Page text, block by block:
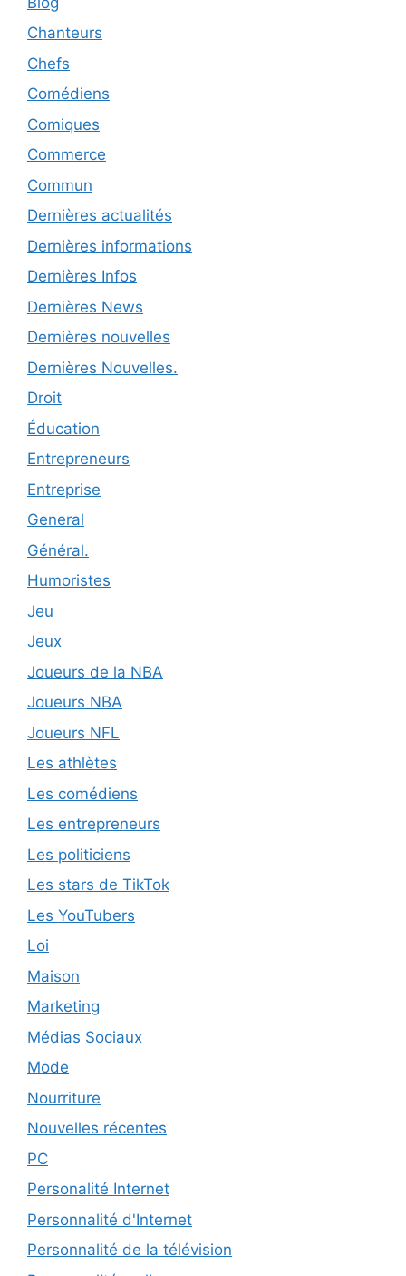
Chanteurs
Chefs
Comédiens
Comiques
Commerce
Commun
Dernières actualités
Dernières informations
Dernières Infos
Dernières News
Dernières nouvelles
Dernières Nouvelles.
Droit
Éducation
Entrepreneurs
Entreprise
General
Général.
Humoristes
Jeu
Jeux
Joueurs de la NBA
Joueurs NBA
Joueurs NFL
Les athlètes
Les comédiens
Les entrepreneurs
Les politiciens
Les stars de TikTok
Les YouTubers
Loi
Maison
Marketing
Médias Sociaux
Mode
Nourriture
Nouvelles récentes
PC
Personalité Internet
Personnalité d'Internet
Personnalité de la télévision